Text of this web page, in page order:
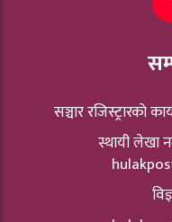
सञ्चार रजिस्ट्रारकाे
स्थायी लेखा